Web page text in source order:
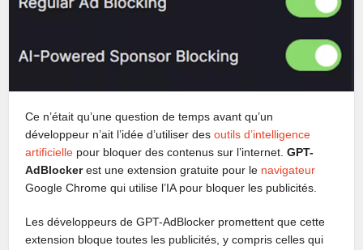
Ce n’était qu’une question de temps avant qu’un
développeur n’ait l’idée d’utiliser desoutils d’intelligence
artificielle pour bloquer des contenus sur l’internet.GPT-
AdBlockerest une extension gratuite pour le navigateur
Google Chrome qui utilise l’IA pour bloquer les publicités.
Les développeurs de GPT-AdBlocker promettent que cette
extension bloque toutes les publicités, y compris celles qui